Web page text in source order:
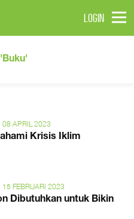
LOGIN
'Buku'
08 APRIL 2023
Krisis Iklim
15 FEBRUARI 2023
Dibutuhkan untuk Bikin